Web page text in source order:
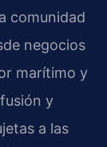
comunidad
negocios
marítimo y
y
a las